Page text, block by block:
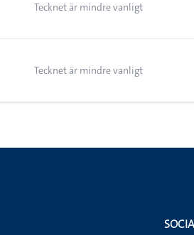
Tecknet är mindre vanligt
Tecknet är mindre vanligt